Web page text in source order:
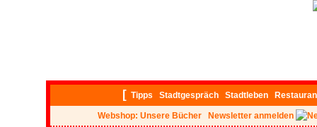
[ Tipps Stadtgespräch Stadtleben
Webshop: Unsere Bücher Newsletter anmelden